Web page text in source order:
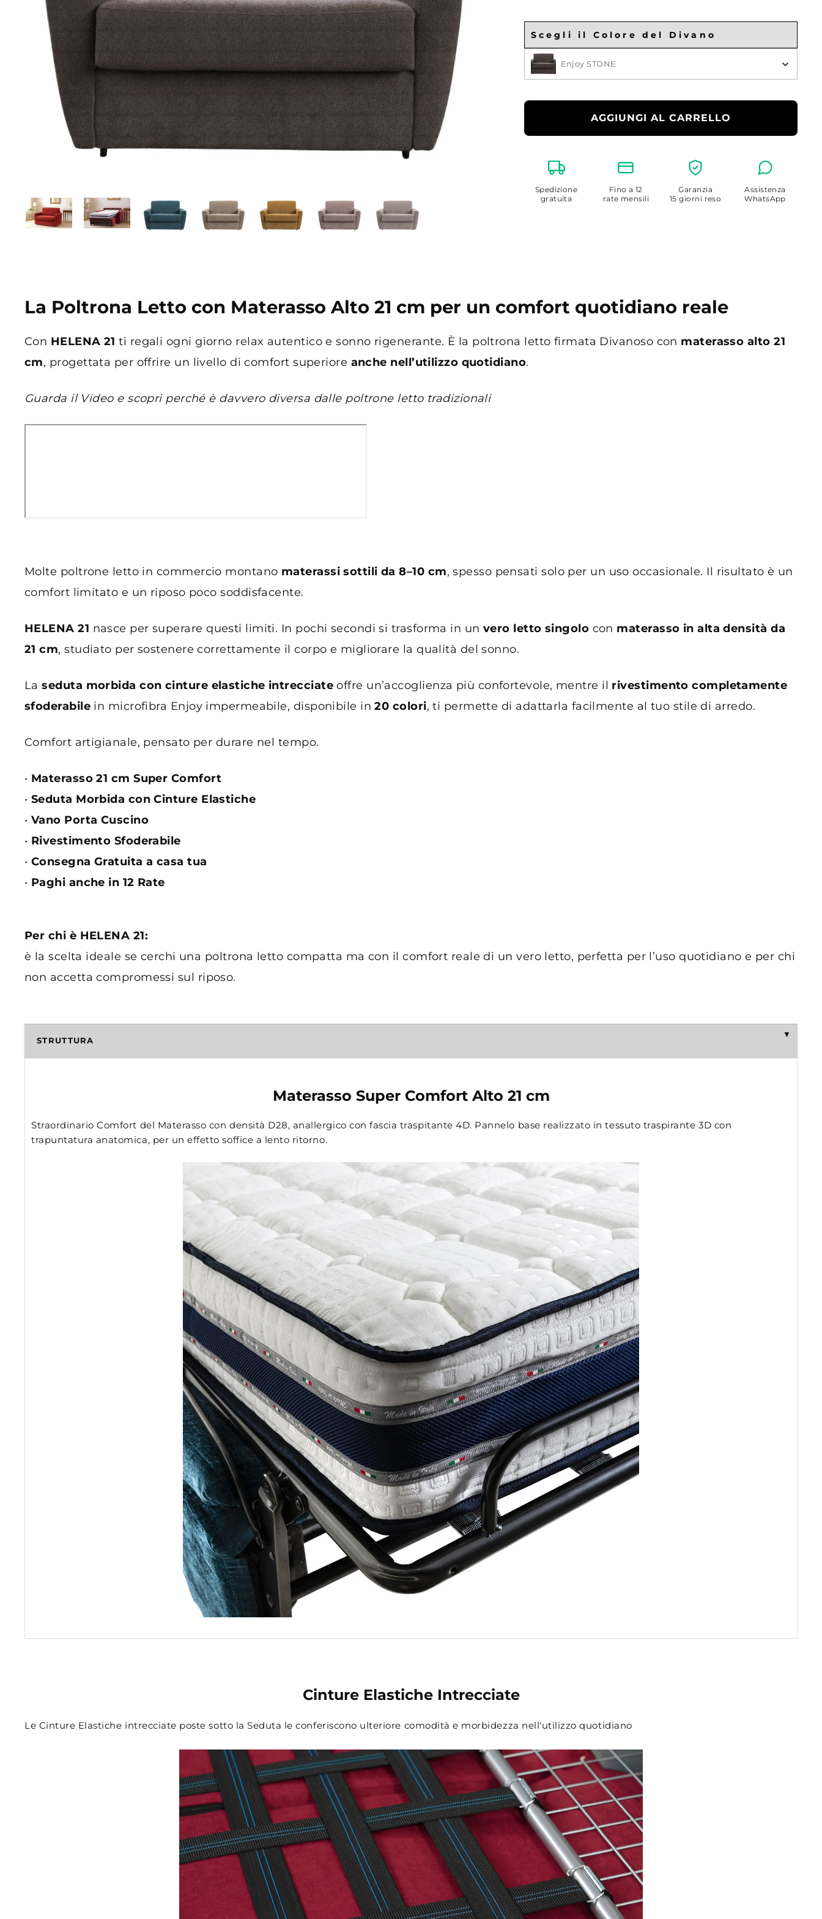
Scegli il Colore del Divano
Scegli il Colore
Enjoy STONE
AGGIUNGI AL CARRELLO
Spedizione
gratuita
Fino a 12
rate mensili
Garanzia
15 giorni reso
Assistenza
WhatsApp
La Poltrona Letto con Materasso Alto 21 cm per un comfort quotidiano reale
Con HELENA 21 ti regali ogni giorno relax autentico e sonno rigenerante. È la poltrona letto firmata Divanoso con materasso alto 21
cm, progettata per offrire un livello di comfort superiore anche nell’utilizzo quotidiano.
Guarda il Video e scopri perché è davvero diversa dalle poltrone letto tradizionali
Molte poltrone letto in commercio montano materassi sottili da 8–10 cm, spesso pensati solo per un uso occasionale. Il risultato è un
comfort limitato e un riposo poco soddisfacente.
HELENA 21 nasce per superare questi limiti. In pochi secondi si trasforma in unvero letto singolo con materasso in alta densità da
21 cm, studiato per sostenere correttamente il corpo e migliorare la qualità del sonno.
Laseduta morbida con cinture elastiche intrecciateoffre un’accoglienza più confortevole, mentre il rivestimento completamente
sfoderabilein microfibra Enjoy impermeabile, disponibile in20 colori, ti permette di adattarla facilmente al tuo stile di arredo.
Comfort artigianale, pensato per durare nel tempo.
• Materasso 21 cm Super Comfort
• Seduta Morbida con Cinture Elastiche
• Vano Porta Cuscino
• Rivestimento Sfoderabile
• Consegna Gratuita a casa tua
• Paghi anche in 12 Rate
Per chi è HELENA 21:
è la scelta ideale se cerchi una poltrona letto compatta ma con il comfort reale di un vero letto, perfetta per l’uso quotidiano e per chi
non accetta compromessi sul riposo.
STRUTTURA
Materasso Super Comfort Alto 21 cm
Straordinario Comfort del Materasso con densità D28, anallergico con fascia traspitante 4D. Pannelo base realizzato in tessuto traspirante 3D con
trapuntatura anatomica, per un effetto soffice a lento ritorno.
Cinture Elastiche Intrecciate
Le Cinture Elastiche intrecciate poste sotto la Seduta le conferiscono ulteriore comodità e morbidezza nell'utilizzo quotidiano